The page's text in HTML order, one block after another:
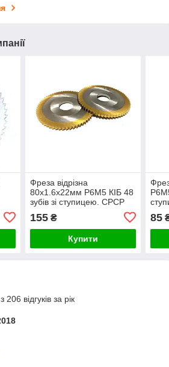
Фреза відрізна
80х1.6х22мм Р6М5 КІБ 48
зубів зі ступицею. СРСР
155₴
Купити
85
відгуків за рік